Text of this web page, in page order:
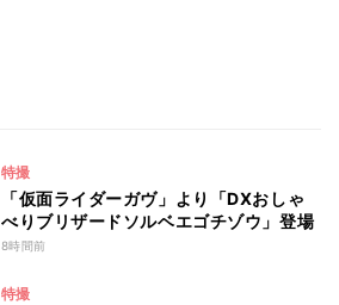
特撮
「仮面ライダーガヴ」より「DXおしゃ
べりブリザードソルベエゴチゾウ」登場
8時間前
特撮